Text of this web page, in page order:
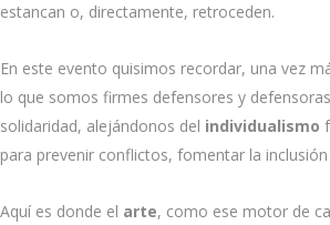
estancan o, directamente, retroceden.
En este evento quisimos recordar, una vez
lo que somos firmes defensores y
solidaridad, alejándonos del individualismo
para prevenir conflictos, fomentar la
Aquí es donde el arte, como ese motor de